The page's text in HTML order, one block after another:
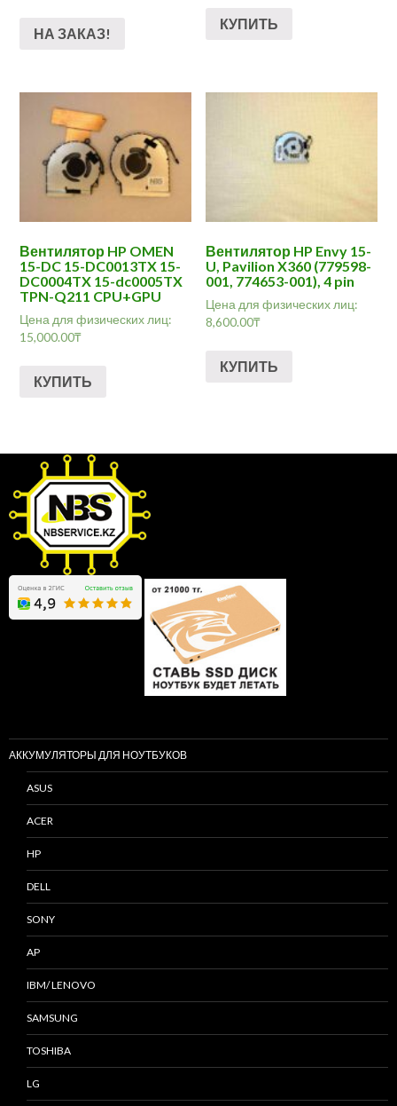
НА ЗАКАЗ!
КУПИТЬ
Вентилятор HP OMEN
15-DC 15-DC0013TX 15-
DC0004TX 15-dc0005TX
TPN-Q211 CPU+GPU
Цена для физических лиц:
15,000.00₸
КУПИТЬ
Вентилятор HP Envy 15-
U, Pavilion X360 (779598-
001, 774653-001), 4 pin
Цена для физических лиц:
8,600.00₸
КУПИТЬ
АККУМУЛЯТОРЫ ДЛЯ НОУТБУКОВ
ASUS
ACER
HP
DELL
SONY
AP
IBM/ LENOVO
SAMSUNG
TOSHIBA
LG